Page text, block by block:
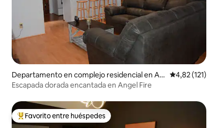
Departamento en complejo residencial en An
gel Fire
Calificación
4,82 (121)
Escapada dorada encantada en Angel Fire
Favorito entre los huéspedes más destacados
Favorito entre huéspedes